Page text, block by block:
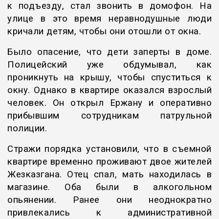
к подъезду, стал звонить в домофон. На
улице в это время неравнодушные люди
кричали детям, чтобы они отошли от окна.
Было опасение, что дети заперты в доме.
Полицейский уже обдумывал, как
проникнуть на крышу, чтобы спуститься к
окну. Однако в квартире оказался взрослый
человек. Он открыл Ержану и оперативно
прибывшим сотрудникам патрульной
полиции.
Стражи порядка установили, что в съемной
квартире временно проживают двое жителей
Жезказгана. Отец спал, мать находилась в
магазине. Оба были в алкогольном
опьянении. Ранее они неоднократно
привлекались к административной